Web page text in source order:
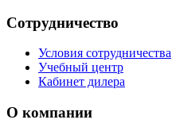
Сотрудничество
Условия сотрудничества
Учебный центр
Кабинет дилера
О компании